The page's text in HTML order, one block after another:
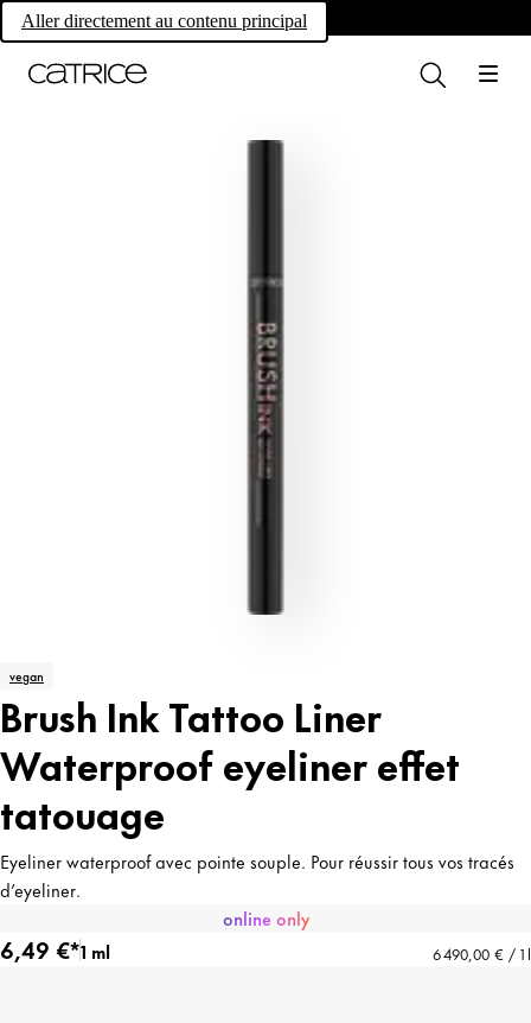
Aller directement au contenu principal
Own your magic.
vegan
Brush Ink Tattoo Liner
Waterproof eyeliner effet
tatouage
Eyeliner waterproof avec pointe souple. Pour réussir tous vos tracés
d’eyeliner.
online only
6,49 €*1 ml 6 490,00 € / 1 l